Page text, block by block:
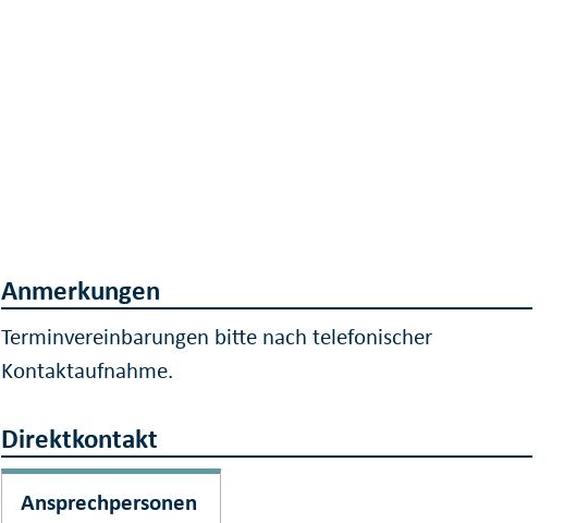
Anmerkungen
Terminvereinbarungen bitte nach telefonischer
Kontaktaufnahme.
Direktkontakt
Ansprechpersonen